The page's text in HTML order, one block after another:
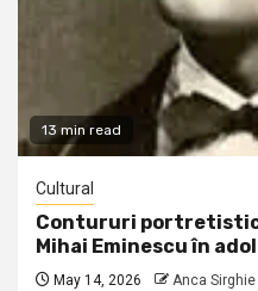
13 min read
Cultural
Contururi
Mihai Eminescu în
May 14, 2026 Anca Sirghie